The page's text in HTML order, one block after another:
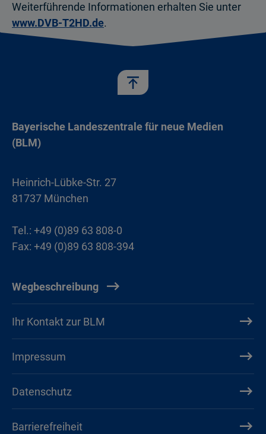
Weiterführende Informationen erhalten Sie unter
www.DVB-T2HD.de.
Bayerische Landeszentrale für neue Medien
(BLM)
Heinrich-Lübke-Str. 27
81737 München
Tel.: +49 (0)89 63 808-0
Fax: +49 (0)89 63 808-394
Wegbeschreibung
Ihr Kontakt zur BLM
Impressum
Datenschutz
Barrierefreiheit